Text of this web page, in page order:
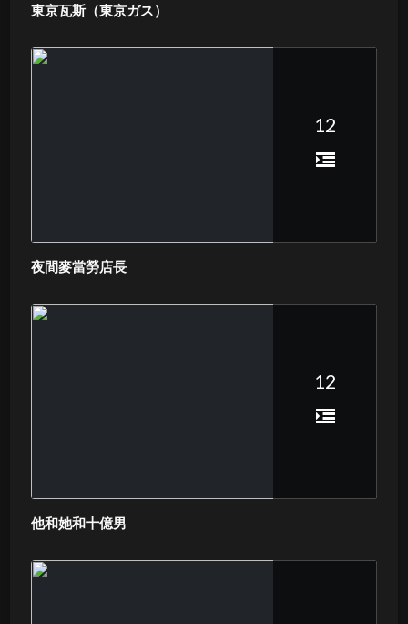
東京瓦斯（東京ガス）
12
夜間麥當勞店長
12
他和她和十億男